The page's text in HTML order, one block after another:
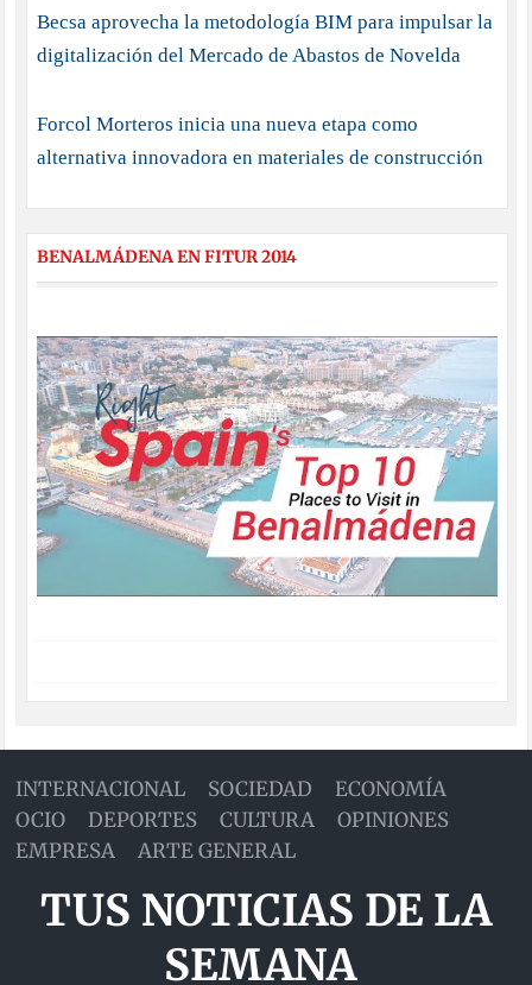
Becsa aprovecha la metodología BIM para impulsar la
digitalización del Mercado de Abastos de Novelda
Forcol Morteros inicia una nueva etapa como
alternativa innovadora en materiales de construcción
BENALMÁDENA EN FITUR 2014
INTERNACIONAL SOCIEDAD
ECONOMÍA
OCIO
DEPORTES CULTURA
OPINIONES
EMPRESA
ARTE GENERAL
TUS NOTICIAS DE LA
SEMANA